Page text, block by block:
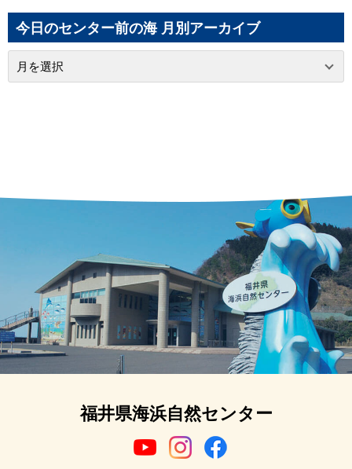
今日のセンター前の海 月別アーカイブ
福井県海浜自然センター